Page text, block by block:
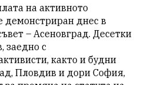
на активното
демонстриран днес в
– Асеновград. Десетки
заедно с
както и будни
Пловдив и дори София,